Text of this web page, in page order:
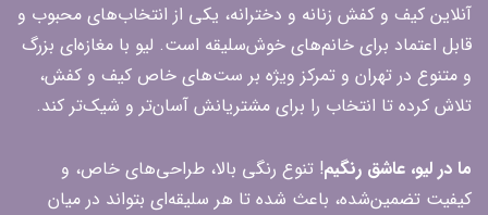
آنلاین کیف و کفش زنانه و دخترانه، یکی از انتخاب‌های محبوب و
قابل اعتماد برای خانم‌های خوش‌سلیقه است. لیو با مغازه‌ای بزرگ
و متنوع در تهران و تمرکز ویژه بر ست‌های خاص کیف و کفش،
تلاش کرده تا انتخاب را برای مشتریانش آسان‌تر و شیک‌تر کند.
ما در لیو، عاشق رنگیم! تنوع رنگی بالا، طراحی‌های خاص، و
کیفیت تضمین‌شده، باعث شده تا هر سلیقه‌ای بتواند در میان